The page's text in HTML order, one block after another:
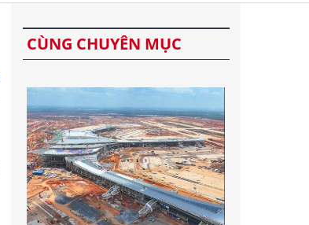
CÙNG CHUYÊN MỤC